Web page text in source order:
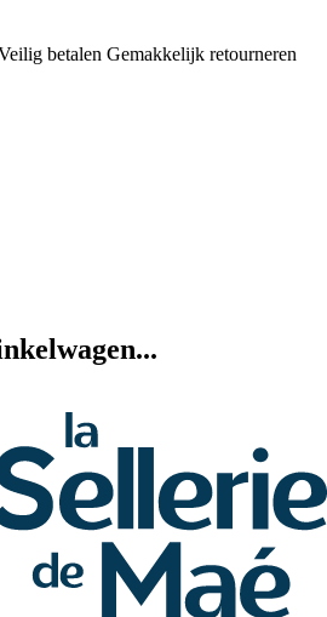
betalen Gemakkelijk retourneren